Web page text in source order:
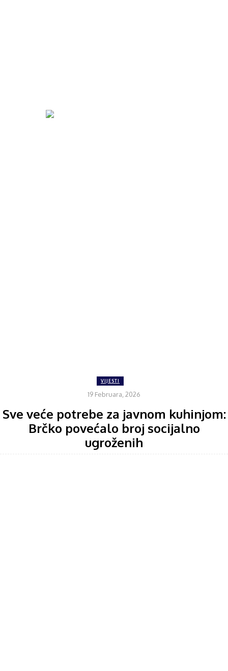
VIJESTI
19 Februara, 2026
Sve veće potrebe za javnom kuhinjom:
Brčko povećalo broj socijalno
ugroženih